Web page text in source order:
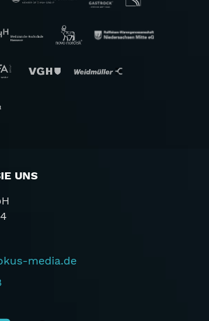
UNS
media.de